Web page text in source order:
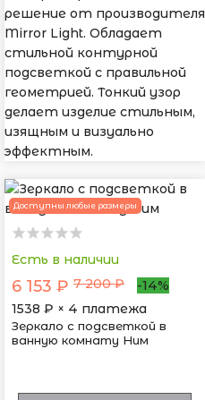
решение от производителя
Mirror Light. Обладает
стильной контурной
подсветкой с правильной
геометрией. Тонкий узор
делает изделие стильным,
изящным и визуально
эффектным.
Доступны любые размеры
Есть в наличии
6 153 ₽ 7 200 ₽
-14%
1538 ₽ × 4 платежа
Зеркало с подсветкой в
ванную комнату Ним